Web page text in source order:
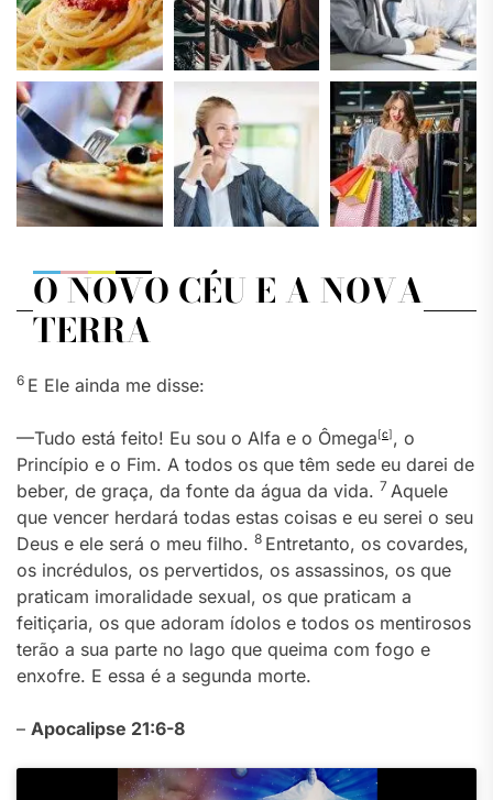
O NOVO CÉU E A NOVA
TERRA
6 E Ele ainda me disse:
—Tudo está feito! Eu sou o Alfa e o Ômega[c], o
Princípio e o Fim. A todos os que têm sede eu darei de
beber, de graça, da fonte da água da vida. 7 Aquele
que vencer herdará todas estas coisas e eu serei o seu
Deus e ele será o meu filho. 8 Entretanto, os covardes,
os incrédulos, os pervertidos, os assassinos, os que
praticam imoralidade sexual, os que praticam a
feitiçaria, os que adoram ídolos e todos os mentirosos
terão a sua parte no lago que queima com fogo e
enxofre. E essa é a segunda morte.
– Apocalipse 21:6-8